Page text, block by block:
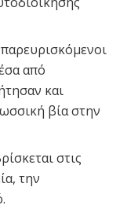
από
και
βία στην
στις
την